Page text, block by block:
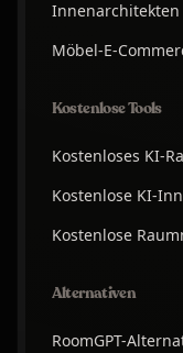
Innenarchitekten
Möbel-E-
Kostenlose Tools
Kostenloses KI-
Kostenlose KI-
Kostenlose
Alternativen
RoomGPT-